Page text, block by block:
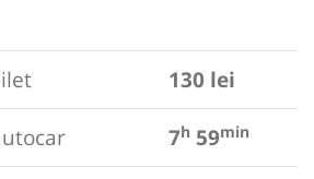
130 lei
7h 59min